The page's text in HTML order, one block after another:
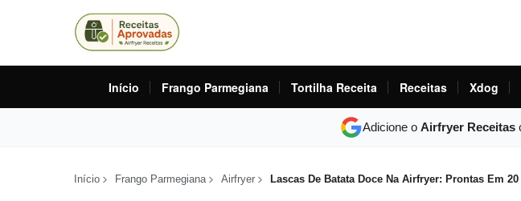
Início Frango Parmegiana Tortilha Receita Receitas Xdog
Adicione o Airfryer Receitas
Início Frango Parmegiana Airfryer Lascas De Batata Doce Na Airfryer: Prontas Em